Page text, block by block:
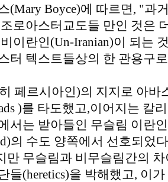
(Mary Boyce)에 따르면, "과
로아스터교도들 만인 것은
이란인(Un-Iranian)이 되는
터 텍스트들상의 한 관용구
페르시아인)의 지지로 아바
)를 타도했고,이어지는 칼
서는 받아들인 무슬림 이란
의 수도 양쪽에서 선호되었
만 무슬림과 비무슬림간의
들(heretics)을 박해했고, 이